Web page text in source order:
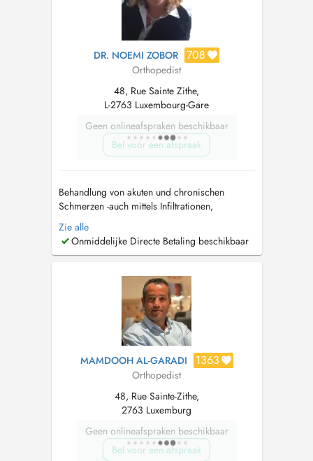
DR. NOEMI ZOBOR 708
Orthopedist
48, Rue Sainte Zithe,
L-2763 Luxembourg-Gare
Geen onlineafspraken beschikbaar
Bel voor een afspraak
Behandlung von akuten und chronischen
Schmerzen -auch mittels Infiltrationen,
Infusionen (Baxter) Beratung und Behandlung
bei Arthrose (Knie, Schulter, Sprunggelenk,
Fingergelenke etc) - unter anderem mit
Zie alle
Onmiddelijke Directe Betaling beschikbaar
MAMDOOH AL-GARADI 1363
Orthopedist
48, Rue Sainte-Zithe,
2763 Luxemburg
Geen onlineafspraken beschikbaar
Bel voor een afspraak